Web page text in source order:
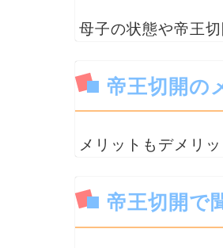
母子の状態や帝王
帝王切開の
メリットもデメリ
帝王切開で